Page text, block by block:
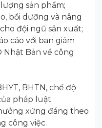
sản phẩm;
bồi dưỡng và nâng
đội ngũ sản xuất;
cáo với ban giám
Nhật Bản về công
BHTN, chế độ
pháp luật.
xứng đáng theo
công việc.